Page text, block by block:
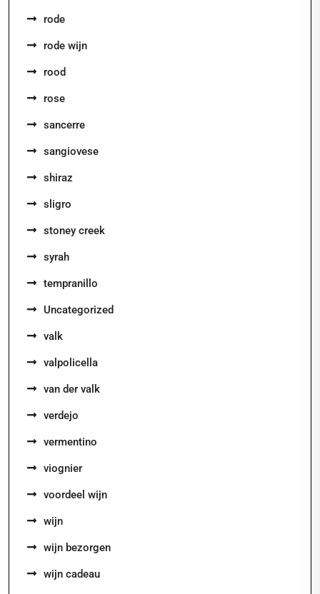
rode
rode wijn
rood
rose
sancerre
sangiovese
shiraz
sligro
stoney creek
syrah
tempranillo
Uncategorized
valk
valpolicella
van der valk
verdejo
vermentino
viognier
voordeel wijn
wijn
wijn bezorgen
wijn cadeau